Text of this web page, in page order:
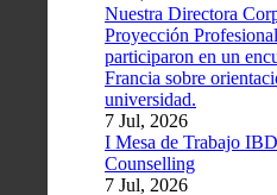
Nuestra Directora
Proyección
participaron en un
Francia sobre
universidad.
7 Jul, 2026
I Mesa de Trabajo
Counselling
7 Jul, 2026